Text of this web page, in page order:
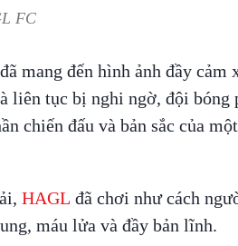
FC
mang đến hình ảnh đầy cảm
liên tục bị nghi ngờ, đội bóng
chiến đấu và bản sắc của
HAGL đã chơi như cách
máu lửa và đầy bản lĩnh.